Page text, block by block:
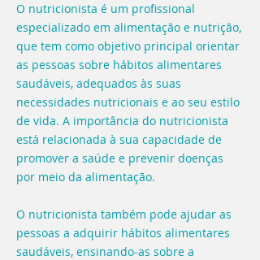
O nutricionista é um profissional
especializado em alimentação e nutrição,
que tem como objetivo principal orientar
as pessoas sobre hábitos alimentares
saudáveis, adequados às suas
necessidades nutricionais e ao seu estilo
de vida. A importância do nutricionista
está relacionada à sua capacidade de
promover a saúde e prevenir doenças
por meio da alimentação.
O nutricionista também pode ajudar as
pessoas a adquirir hábitos alimentares
saudáveis, ensinando-as sobre a